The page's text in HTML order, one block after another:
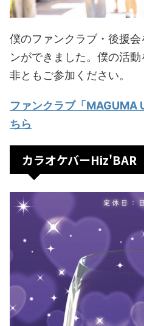
僕のファンクラブ・後援
ンができました。僕の活
非ともご参加ください。
ファンクラブ「MAGUMA
ちら
カラオケバーHiz'BAR